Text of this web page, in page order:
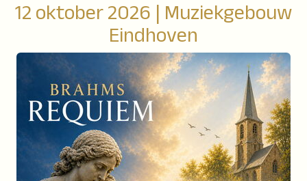
12 oktober 2026 | Muziekgebouw
Eindhoven